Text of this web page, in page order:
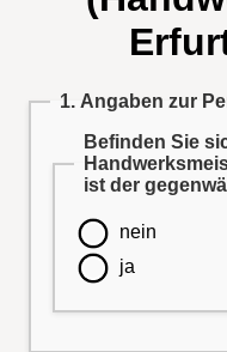
1. Angaben zur
Befinden Sie
ist der
nein
ja